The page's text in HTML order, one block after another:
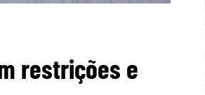
restrições e